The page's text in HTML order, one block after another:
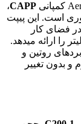
CAPP،
است. این پیپت
فضای کار
حجمی دقیق ۲۰۰ میکرولیتر را ارائه میدهد.
روتین و
و بدون تغییر